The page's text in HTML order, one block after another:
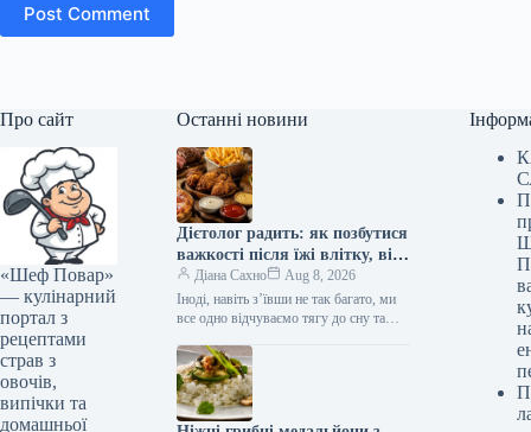
Post Comment
Про сайт
«Шеф Повар»
— кулінарний
портал з
рецептами
страв з
овочів,
випічки та
домашньої
Останні новини
Дієтолог радить: як позбутися
важкості після їжі влітку, від
яких продуктів варто
відмовитись
Діана Сахно
Aug 8, 2026
Іноді, навіть з’ївши не так багато, ми
все одно відчуваємо тягу до сну та
після їжі.…